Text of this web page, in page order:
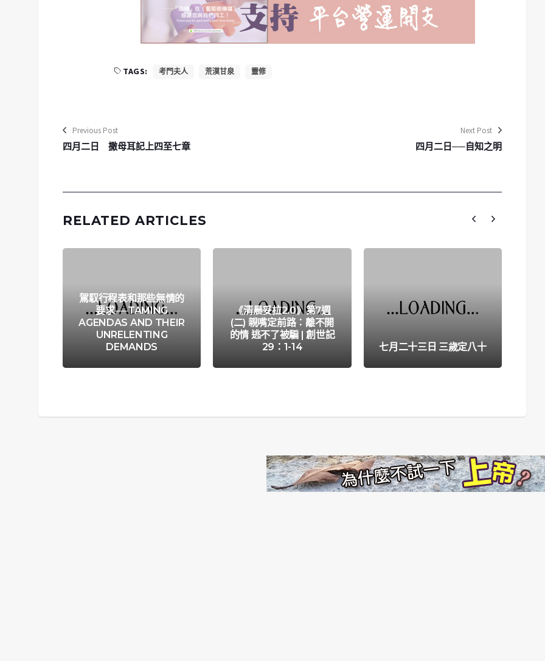
TAGS: 考門夫人 荒漠甘泉 靈修
Previous Post
四月二日 撒母耳記上四至七章
Next Post
四月二日──自知之明
RELATED ARTICLES
駕馭行程表和那些無情的
要求──TAMING
AGENDAS AND THEIR
UNRELENTING
DEMANDS
《清晨妥拉2.0》第7週
(二) 親嘴定前路：離不開
的情 逃不了被騙 | 創世記
29：1-14
七月二十三日 三歲定八十